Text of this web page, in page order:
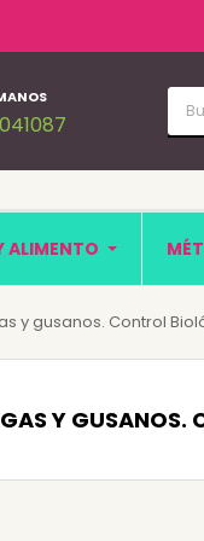
ALIMENTO
y gusanos. Control
Y GUSANOS.